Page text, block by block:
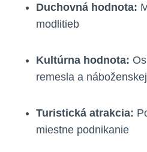
Duchovná hodnota:
modlitieb
Kultúrna hodnota:
remesla a
Turistická atrakcia:
miestne podnikanie